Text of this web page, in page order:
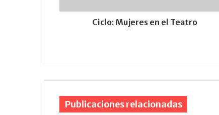
Ciclo: Mujeres en el Teatro
Publicaciones relacionadas